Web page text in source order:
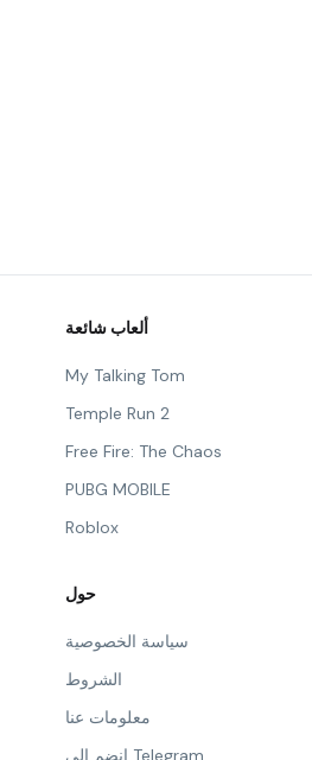
ألعاب شائعة
My Talking Tom
Temple Run 2
Free Fire: The Chaos
PUBG MOBILE
Roblox
حول
سياسة الخصوصية
الشروط
معلومات عنا
انضم إلى Telegram